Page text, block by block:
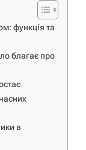
функція та
благає про
в